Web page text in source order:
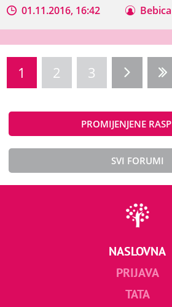
01.11.2016, 16:42
1 2 3
PROMIJENJENE
SVI FORUMI
NASLOVNA
PRIJAVA
TATA